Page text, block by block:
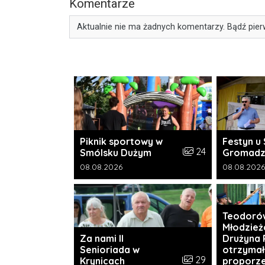
Komentarze
Aktualnie nie ma żadnych komentarzy. Bądź
Piknik sportowy w
Smólsku Dużym
Liczba zdjęć w
24
Data dodania galerii:
08.08.2026
Festyn u
Data
08.08.2026
Za nami II
Senioriada w
Krynicach
Liczba zdjęć w
29
Drużyna